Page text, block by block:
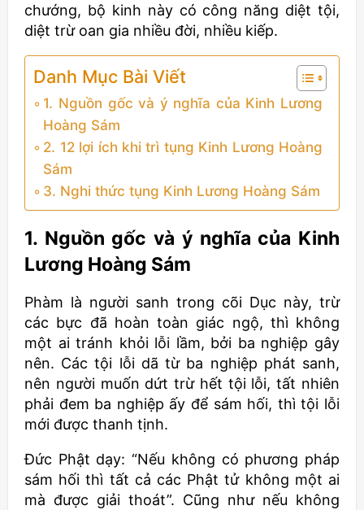
chướng, bộ kinh này có công năng diệt tội,
diệt trừ oan gia nhiều đời, nhiều kiếp.
Danh Mục Bài Viết
1. Nguồn gốc và ý nghĩa của Kinh Lương
Hoàng Sám
2. 12 lợi ích khi trì tụng Kinh Lương Hoàng
Sám
3. Nghi thức tụng Kinh Lương Hoàng Sám
1. Nguồn gốc và ý nghĩa của Kinh
Lương Hoàng Sám
Phàm là người sanh trong cõi Dục này, trừ
các bực đã hoàn toàn giác ngộ, thì không
một ai tránh khỏi lỗi lầm, bởi ba nghiệp gây
nên. Các tội lỗi dã từ ba nghiệp phát sanh,
nên người muốn dứt trừ hết tội lỗi, tất nhiên
phải đem ba nghiệp ấy để sám hối, thì tội lỗi
mới được thanh tịnh.
Đức Phật dạy: “Nếu không có phương pháp
sám hối thì tất cả các Phật tử không một ai
mà được giải thoát”. Cũng như nếu không